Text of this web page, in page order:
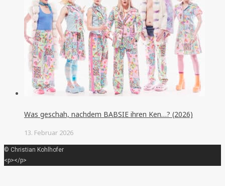
Was geschah, nachdem BABSIE ihren Ken…? (2026)
13. Februar 2026
© Christian Kohlhofer
<p></p>